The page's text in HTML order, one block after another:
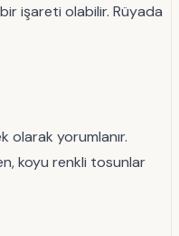
işareti olabilir. Rüyada
olarak yorumlanır.
koyu renkli tosunlar